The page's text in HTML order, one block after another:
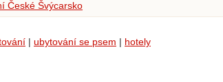
České Švýcarsko
| ubytování se psem | hotely